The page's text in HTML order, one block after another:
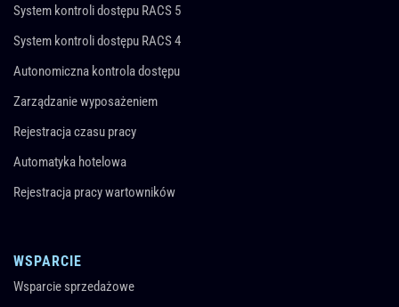
System kontroli dostępu RACS 5
System kontroli dostępu RACS 4
Autonomiczna kontrola dostępu
Zarządzanie wyposażeniem
Rejestracja czasu pracy
Automatyka hotelowa
Rejestracja pracy wartowników
WSPARCIE
Wsparcie sprzedażowe